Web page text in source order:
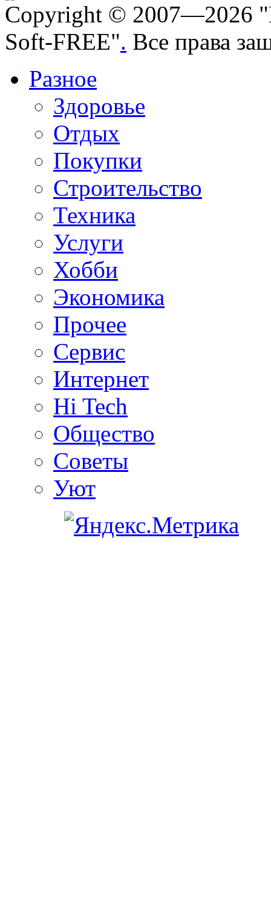
Copyright © 2007—2026
Soft-FREE". Все права
Разное
Здоровье
Отдых
Покупки
Строительство
Техника
Услуги
Хобби
Экономика
Прочее
Сервис
Интернет
Hi Tech
Общество
Советы
Уют